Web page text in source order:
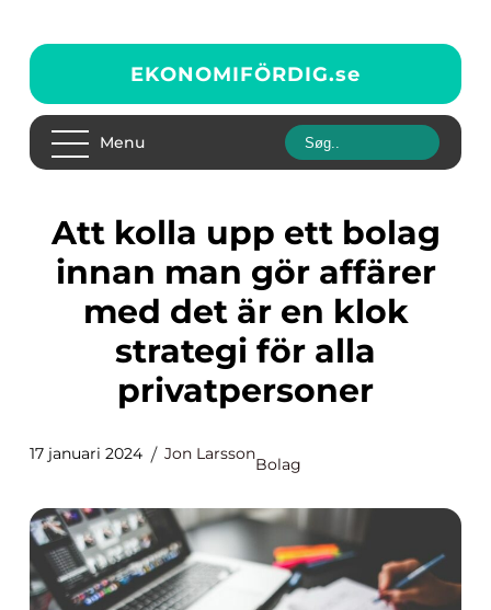
EKONOMIFÖRDIG.se
Menu
Att kolla upp ett bolag
innan man gör affärer
med det är en klok
strategi för alla
privatpersoner
17 januari 2024 Jon Larsson
Bolag